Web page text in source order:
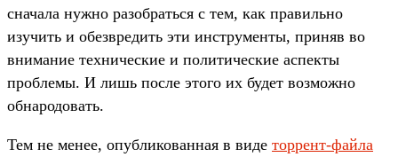
сначала нужно разобраться с тем, как правильно
изучить и обезвредить эти инструменты, приняв во
внимание технические и политические аспекты
проблемы. И лишь после этого их будет возможно
обнародовать.
Тем не менее, опубликованная в виде торрент-файла